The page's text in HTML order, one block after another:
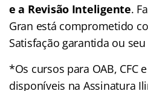
e a Revisão Inteligente.
Gran está comprometido
Satisfação garantida ou
*Os cursos para OAB, CFC
disponíveis na Assinatura